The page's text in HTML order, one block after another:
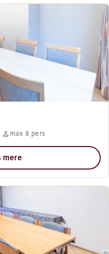
max 8 pers
mere